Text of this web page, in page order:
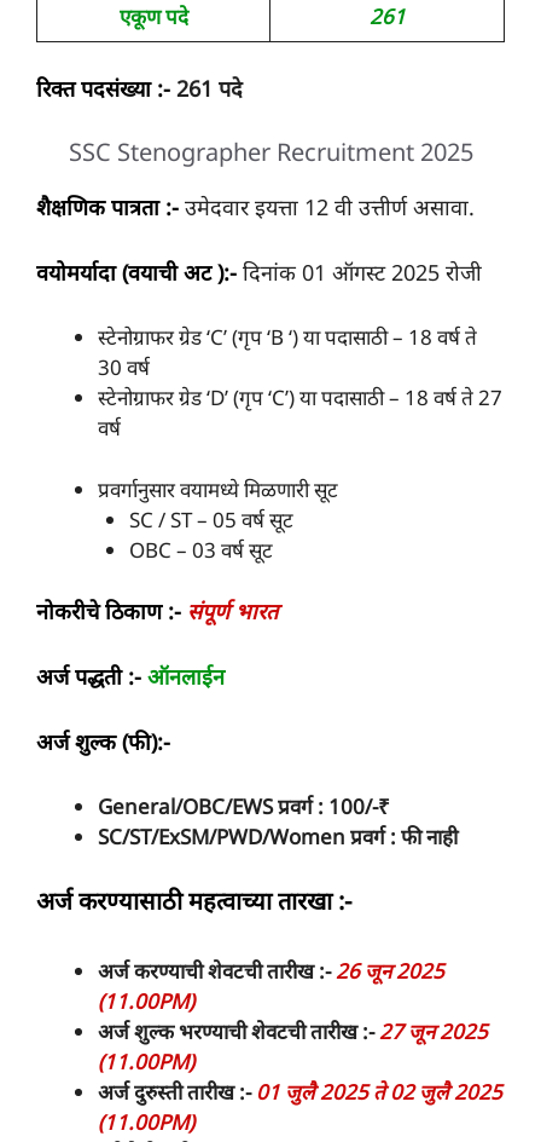
एकूण पदे
261
रिक्त पदसंख्या :- 261 पदे
SSC Stenographer Recruitment 2025
शैक्षणिक पात्रता :- उमेदवार इयत्ता 12 वी उत्तीर्ण असावा.
वयोमर्यादा (वयाची अट ):- दिनांक 01 ऑगस्ट 2025 रोजी
स्टेनोग्राफर ग्रेड ‘C’ (गृप ‘B ‘) या पदासाठी – 18 वर्ष ते
30 वर्ष
स्टेनोग्राफर ग्रेड ‘D’ (गृप ‘C’) या पदासाठी – 18 वर्ष ते 27
वर्ष
प्रवर्गानुसार वयामध्ये मिळणारी सूट
SC / ST – 05 वर्ष सूट
OBC – 03 वर्ष सूट
नोकरीचे ठिकाण :- संपूर्ण भारत
अर्ज पद्धती :- ऑनलाईन
अर्ज शुल्क (फी):-
General/OBC/EWS प्रवर्ग : 100/-₹
SC/ST/ExSM/PWD/Women प्रवर्ग : फी नाही
अर्ज करण्यासाठी महत्वाच्या तारखा :-
अर्ज करण्याची शेवटची तारीख :-26 जून 2025
(11.00PM)
अर्ज शुल्क भरण्याची शेवटची तारीख :-27 जून 2025
(11.00PM)
अर्ज दुरुस्ती तारीख :- 01 जुलै 2025 ते 02 जुलै 2025
(11.00PM)